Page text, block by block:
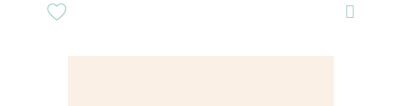
